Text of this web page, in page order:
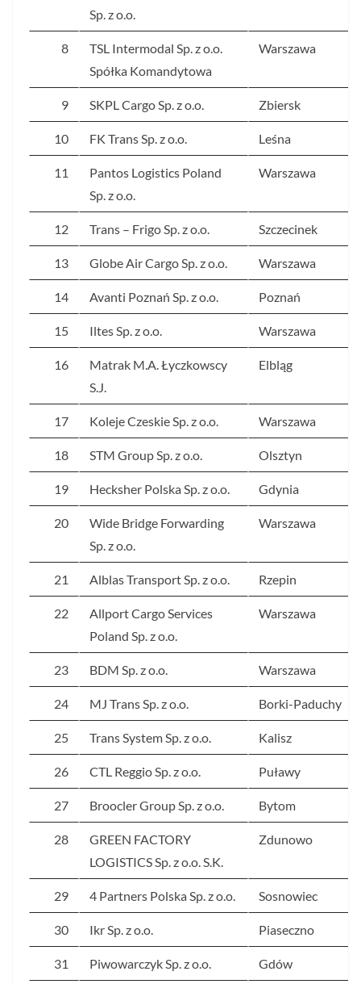
Sp. z o.o.
8
TSL Intermodal Sp. z o.o.
Spółka Komandytowa
Warszawa
9 SKPL Cargo Sp. z o.o. Zbiersk
10 FK Trans Sp. z o.o. Leśna
11
Pantos Logistics Poland
Sp. z o.o.
Warszawa
12 Trans – Frigo Sp. z o.o. Szczecinek
13 Globe Air Cargo Sp. z o.o. Warszawa
14 Avanti Poznań Sp. z o.o. Poznań
15 Iltes Sp. z o.o. Warszawa
16
Matrak M.A. Łyczkowscy
S.J.
Elbląg
17 Koleje Czeskie Sp. z o.o. Warszawa
18 STM Group Sp. z o.o. Olsztyn
19 Hecksher Polska Sp. z o.o. Gdynia
20
Wide Bridge Forwarding
Sp. z o.o.
Warszawa
21 Alblas Transport Sp. z o.o. Rzepin
22
Allport Cargo Services
Poland Sp. z o.o.
Warszawa
23 BDM Sp. z o.o. Warszawa
24 MJ Trans Sp. z o.o. Borki-Paduchy
25 Trans System Sp. z o.o. Kalisz
26 CTL Reggio Sp. z o.o. Puławy
27 Broocler Group Sp. z o.o. Bytom
28
GREEN FACTORY
LOGISTICS Sp. z o.o. S.K.
Zdunowo
29 4 Partners Polska Sp. z o.o. Sosnowiec
30 Ikr Sp. z o.o. Piaseczno
31 Piwowarczyk Sp. z o.o. Gdów